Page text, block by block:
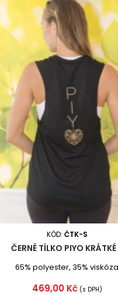
KÓD: ČTK-S
ČERNÉ TÍLKO PIYO KRÁTKÉ
65% polyester, 35% viskóza
Cena
469,00 Kč (s DPH)